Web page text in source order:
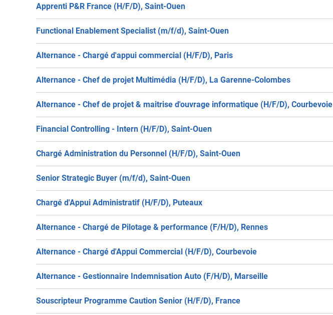
Apprenti P&R France (H/F/D), Saint-Ouen
Functional Enablement Specialist (m/f/d), Saint-Ouen
Alternance - Chargé d'appui commercial (H/F/D), Paris
Alternance - Chef de projet Multimédia (H/F/D), La Garenne-Colombes
Alternance - Chef de projet & maitrise d'ouvrage informatique (H/F/D), Courbevoie
Financial Controlling - Intern (H/F/D), Saint-Ouen
Chargé Administration du Personnel (H/F/D), Saint-Ouen
Senior Strategic Buyer (m/f/d), Saint-Ouen
Chargé d'Appui Administratif (H/F/D), Puteaux
Alternance - Chargé de Pilotage & performance (F/H/D), Rennes
Alternance - Chargé d'Appui Commercial (H/F/D), Courbevoie
Alternance - Gestionnaire Indemnisation Auto (F/H/D), Marseille
Souscripteur Programme Caution Senior (H/F/D), France